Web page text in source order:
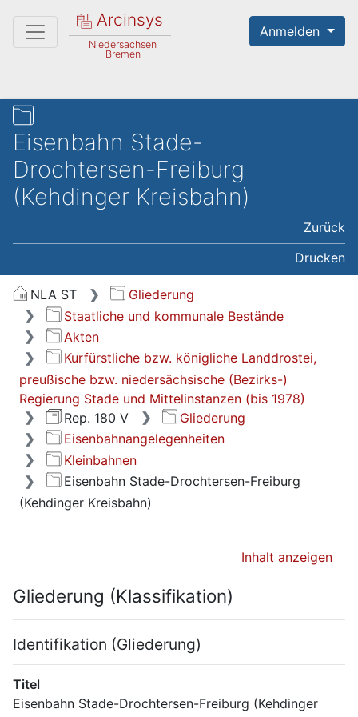
Arcinsys
Niedersachsen
Bremen
Anmelden
Eisenbahn Stade-
Drochtersen-Freiburg
(Kehdinger Kreisbahn)
Zurück
Drucken
NLA ST
Gliederung
Staatliche und kommunale Bestände
Akten
Kurfürstliche bzw. königliche Landdrostei,
preußische bzw. niedersächsische (Bezirks-)
Regierung Stade und Mittelinstanzen (bis 1978)
Rep. 180 V
Gliederung
Eisenbahnangelegenheiten
Kleinbahnen
Eisenbahn Stade-Drochtersen-Freiburg
(Kehdinger Kreisbahn)
Inhalt anzeigen
Gliederung (Klassifikation)
Identifikation (Gliederung)
Titel
Eisenbahn Stade-Drochtersen-Freiburg (Kehdinger